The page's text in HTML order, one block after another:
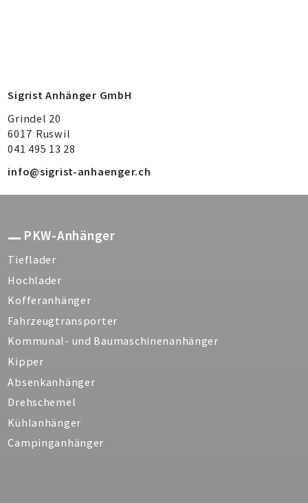
Sigrist Anhänger GmbH
Grindel 20
6017 Ruswil
041 495 13 28
info@sigrist-anhaenger.ch
PKW-Anhänger
Tieflader
Hochlader
Kofferanhänger
Fahrzeugtransporter
Kommunal- und Baumaschinenanhänger
Kipper
Absenkanhänger
Drehschemel
Kühlanhänger
Campinganhänger